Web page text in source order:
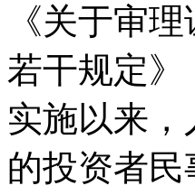
《关于审
若干规定》
实施以来
的投资者民